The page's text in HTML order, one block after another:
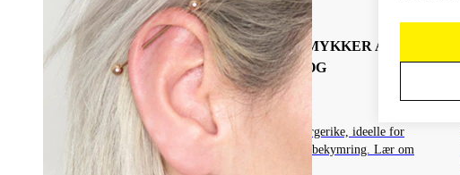
Piercingsmykkenes Materialer
FÅ KUNNSKAP OM PIERCCINGSMYKKER AV
AKRYL: FORDELER, ULEMPER OG
SIKKERHETSTILTAK
Utforsk piercingsmykker i akryl: fleksible, fargerike, ideelle for
helbredede piercinger hvis nikkelallergi er en bekymring. Lær om
begrensninger og fordeler.